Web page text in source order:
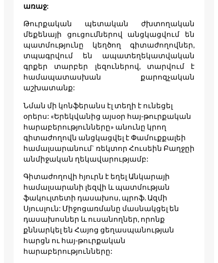
առաջ:
Թուրքական պետական ժխտողական
մեքենայի ցուցումներով անցկացվում են
պատմությունը կեղծող գիտաժողովներ,
տպագրվում են ապատեղեկատվական
գրքեր տարբեր լեզուներով, տարվում է
համապատասխան քարոզչական
աշխատանք:
Նման մի կոնֆերանս էլ տեղի է ունեցել
օրերս: «Երեկվանից այսօր հայ-թուրքական
հարաբերությունները» անունը կրող
գիտաժողովն անցկացվել է Փամուքքալեի
համալսարանում` ռեկտոր Հուսեին Բաղջըի
անմիջական ղեկավարությամբ:
Գիտաժողովի հյուրն է եղել Անկարայի
համալսարանի լեզվի և պատմության
ֆակուլտետի դասախոս, պրոֆ. Ազմի
Սյուսլուն: Միջոցառմանը մասնակցել են
դասախոսներ և ուսանողներ, որոնք
քննարկել են Հայոց ցեղասպանության
հարցն ու հայ-թուրքական
հարաբերությունները: